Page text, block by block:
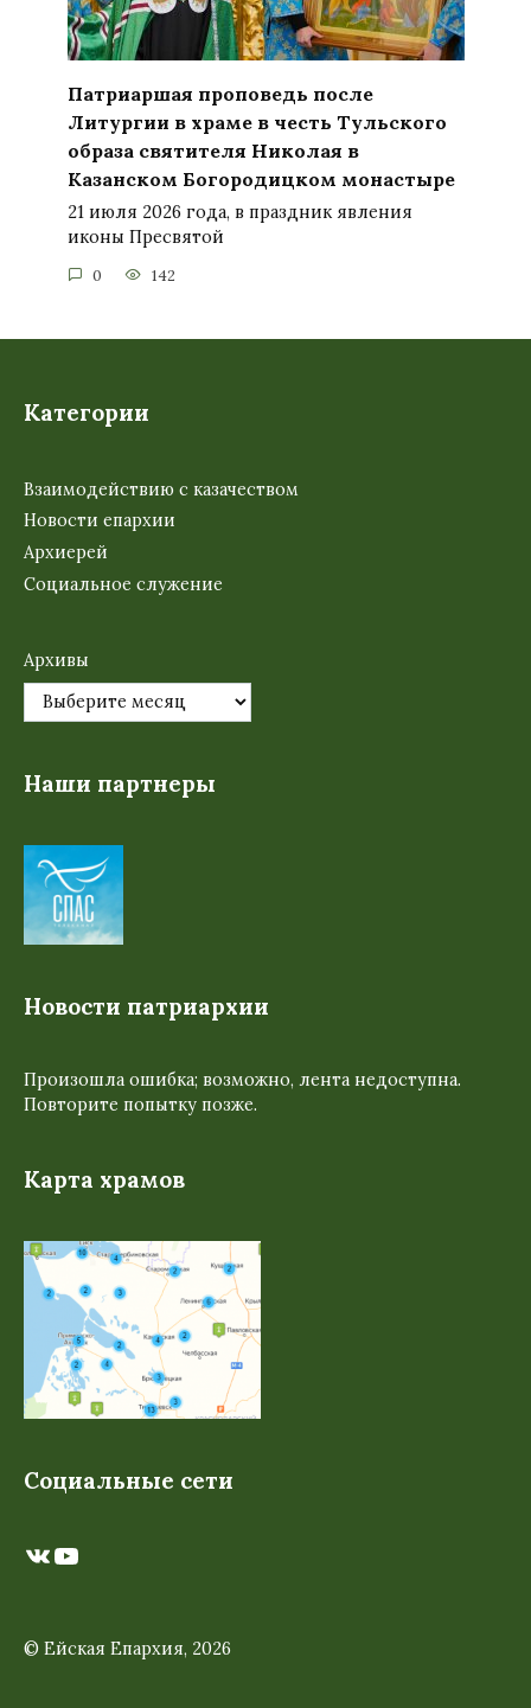
Патриаршая проповедь после
Литургии в храме в честь Тульского
образа святителя Николая в
Казанском Богородицком монастыре
21 июля 2026 года, в праздник явления
иконы Пресвятой
0 142
Категории
Взаимодействию с казачеством
Новости епархии
Архиерей
Социальное служение
Архивы
Наши партнеры
Новости патриархии
Произошла ошибка; возможно, лента недоступна.
Повторите попытку позже.
Карта храмов
Социальные сети
ВКонтакте
YouTube
© Ейская Епархия, 2026